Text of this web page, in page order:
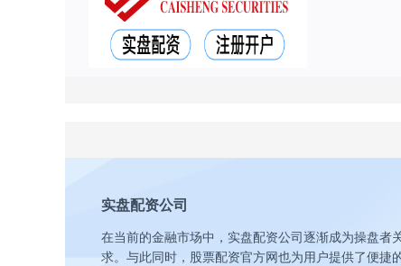
实盘配资公司
在当前的金融市场中，实盘配资公司逐渐成为操盘
求。与此同时，股票配资官方网也为用户提供了便捷